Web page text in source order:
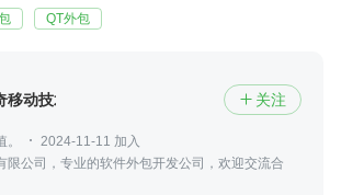
QT外包
移动技术有限公司  关注
2024-11-11 加入
限公司，专业的软件外包开发公司，欢迎交流合